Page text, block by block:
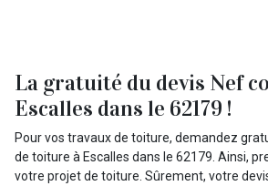
La gratuité du devis Nef
Escalles dans le 62179 !
Pour vos travaux de toiture, demandez
de toiture à Escalles dans le 62179. Ainsi,
votre projet de toiture. Sûrement, votre